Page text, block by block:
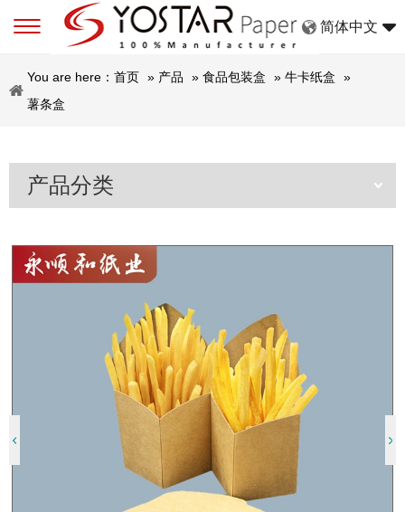
简体中文
You are here： 首页 » 产品 » 食品包装盒 » 牛卡纸盒
»
薯条盒
产品分类